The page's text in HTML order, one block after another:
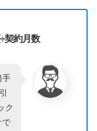
契約月数
手
ク
で